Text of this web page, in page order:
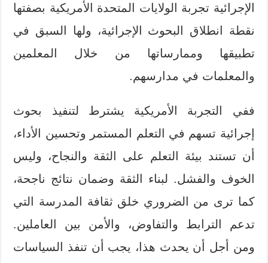
الإجرائية تجربة الولايات المتحدة الأمريكية بصفتها
نقطة انطلاق البحوث الإجرائية، ولها السبق في
تطبيقها وممارساتها من خلال المعلمين
والمعلمات في مدارسهم.
ففي التجربة الأمريكية يشترط لتنفيذ بحوث
إجرائية تسهم في التعلم المستمر وتحسين الأداء،
أن تستند بيئة التعلم على الثقة والنجاح، وليس
الخوف والفشل. لبناء الثقة وضمان نتائج ناجحة،
كما ترى من الضروري خلق ثقافة المدرسة التي
تدعم الترابط والتفاوض، والأمن بين العاملين.
ومن أجل أن يحدث هذا، يجب أن تنفذ السياسات